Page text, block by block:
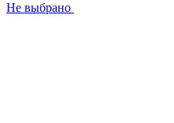
Не выбрано